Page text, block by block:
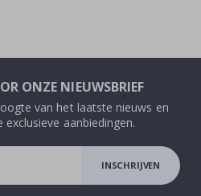
ONZE NIEUWSBRIEF
van het laatste nieuws en
aanbiedingen.
INSCHRIJVEN